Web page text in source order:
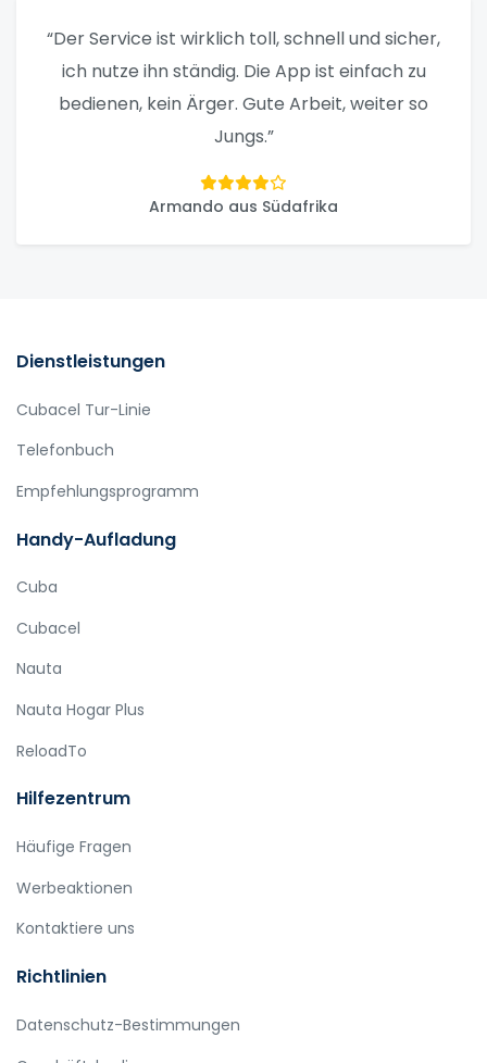
“Der Service ist wirklich toll, schnell und sicher,
ich nutze ihn ständig. Die App ist einfach zu
bedienen, kein Ärger. Gute Arbeit, weiter so
Jungs.”
Armando aus Südafrika
Dienstleistungen
Cubacel Tur-Linie
Telefonbuch
Empfehlungsprogramm
Handy-Aufladung
Cuba
Cubacel
Nauta
Nauta Hogar Plus
ReloadTo
Hilfezentrum
Häufige Fragen
Werbeaktionen
Kontaktiere uns
Richtlinien
Datenschutz-Bestimmungen